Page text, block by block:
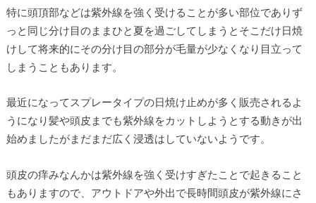
特に頭頂部などは紫外線を強く受けることが多い部位でありず
っと同じ分け目のままひと夏を過ごしてしまうとそこだけ日焼
けして将来的にその分け目の部分が毛量が少なくなり目立って
しまうこともあります。
最近になってスプレータイプの日焼け止めが多く販売されるよ
うになり髪や頭皮までも紫外線をカットしようとする動きが出
始めましたがまだまだ広く浸透はしていないようです。
頭皮の痒みなんかは紫外線を強く受けすぎたことで起きること
もありますので、アウトドアや外出で長時間頭皮が紫外線にさ